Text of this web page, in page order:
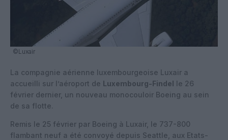
©Luxair
La compagnie aérienne luxembourgeoise Luxair a
accueilli sur l’aéroport de Luxembourg-Findel le 26
février dernier, un nouveau monocouloir Boeing au sein
de sa flotte.
Remis le 25 février par Boeing à Luxair, le 737-800
flambant neuf a été convoyé depuis Seattle, aux Etats-